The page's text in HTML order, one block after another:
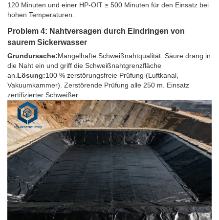
120 Minuten und einer HP-OIT ≥ 500 Minuten für den Einsatz bei
hohen Temperaturen.
Problem 4: Nahtversagen durch Eindringen von
saurem Sickerwasser
Grundursache:Mangelhafte Schweißnahtqualität. Säure drang in
die Naht ein und griff die Schweißnahtgrenzfläche
an. Lösung:100 % zerstörungsfreie Prüfung (Luftkanal,
Vakuumkammer). Zerstörende Prüfung alle 250 m. Einsatz
zertifizierter Schweißer.